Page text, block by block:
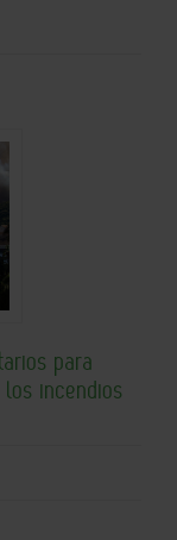
para
incendios